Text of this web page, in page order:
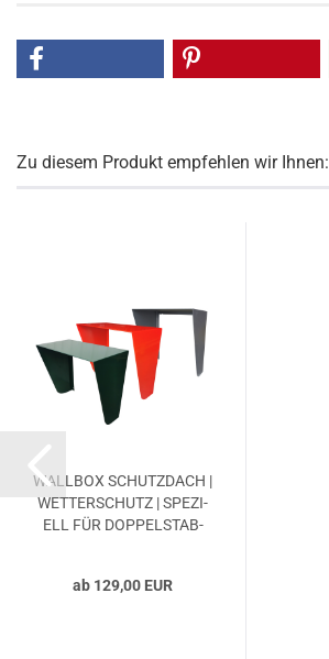
Zu diesem Produkt empfehlen wir Ihnen:
WALL­BOX SCHUTZ­DACH |
WET­TER­SCHUTZ | SPE­ZI­
ELL FÜR DOP­PEL­STAB­
ab 129,00 EUR